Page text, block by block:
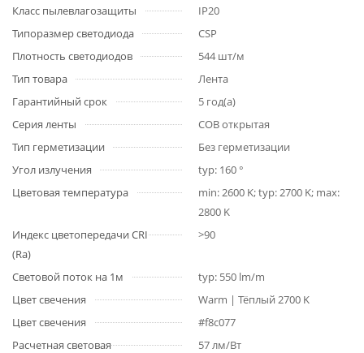
Класс пылевлагозащиты
IP20
Типоразмер светодиода
CSP
Плотность светодиодов
544 шт/м
Тип товара
Лента
Гарантийный срок
5 год(а)
Серия ленты
COB открытая
Тип герметизации
Без герметизации
Угол излучения
typ: 160 °
Цветовая температура
min: 2600 K; typ: 2700 K; max:
2800 K
Индекс цветопередачи CRI
(Ra)
>90
Световой поток на 1м
typ: 550 lm/m
Цвет свечения
Warm | Тёплый 2700 K
Цвет свечения
#f8c077
Расчетная световая
57 лм/Вт